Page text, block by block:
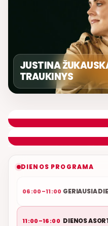
JUSTINA
TRAUKINYS
DIENOS PROGRAMA
06:00–11:00 GERIAUSIA
11:00–16:00 DIENOS